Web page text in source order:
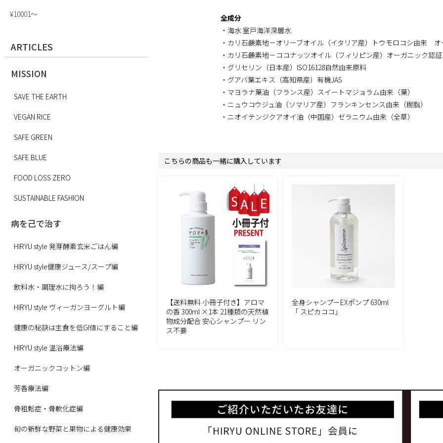
¥10001〜
ARTICLES
MISSION
SAVE THE EARTH
VEGAN RICE
SAFE GREEN
SAFE BLUE
FOOD LOSS ZERO
SUSTAINABLE FASHION
病を己で治す
HIRYU style 発芽酵素玄米ごはん編
HIRYU style健康ジュース/スープ編
飲料水・調理水に拘ろう！編
HIRYU style ヴィーガンヨーグルト編
健康の秘訣は主食を低GI値にすること編
HIRYU style 温浴療法編
オーガニックコットン編
芳香療法編
骨粗鬆症・骨軟化症編
旬の新鮮な野菜と果物による健康効果
全成分
・海水 室戸海洋深層水
・カリ石鹸素地－オリーブオイル（イタリア産）トウモロコシ由来
・カリ石鹸素地－ココナッツオイル（フィリピン産）オーガニック認
・グリセリン（日本産）ISO16128自然由来原料
・グアバ葉エキス（高知県産）有機JAS
・マヨラナ葉油（フランス産）スイートマジョラム由来（葉）
・ニュウコウジュ油（ソマリア産）フランキンセンス由来（樹脂）
・ニオイテンジクアオイ油（中国産）ゼラニウム由来（全草）
こちらの商品も一緒に購入しています
【送料無料 小冊子付き】アロマ
の香 300ml ×1本 21種類の天然植
物成分配合 安心シャンプー リン
ス不要
全身シャンプーEXポンプ 630ml
「 スピカココ」